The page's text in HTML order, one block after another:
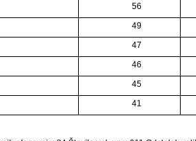
56
49
47
46
45
41